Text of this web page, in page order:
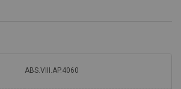
ABS.VIII.AP.4060